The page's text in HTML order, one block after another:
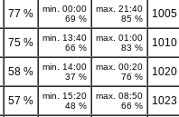
77 %
min. 00:00
69 %
max. 21:40
85 %
75 %
min. 13:40
66 %
max. 01:00
83 %
58 %
min. 14:00
37 %
max. 00:20
76 %
57 %
min. 15:20
48 %
max. 08:50
66 %